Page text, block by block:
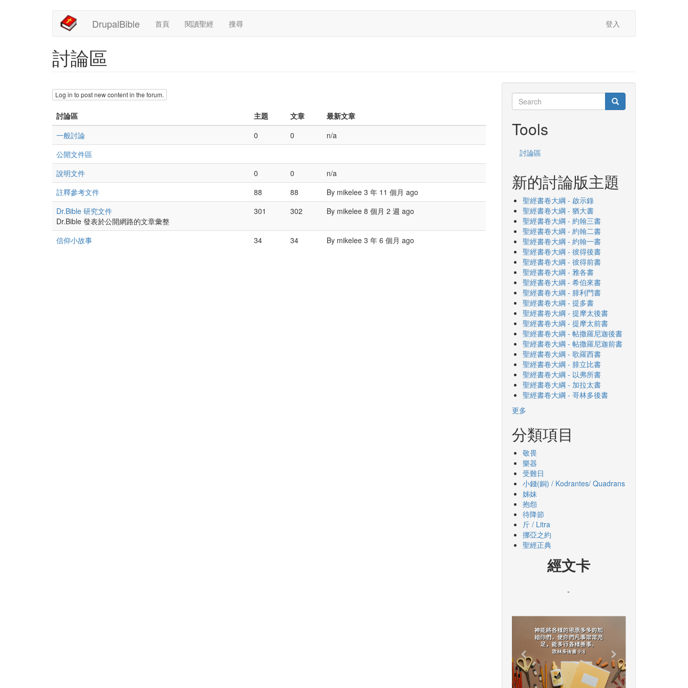
DrupalBible
Main
navigation
首頁 閱讀聖經 搜尋
User
account
menu
登入
討論區
Log in to post new content in the forum.
討論區 主題 文章
最新文章
沒
有
新
文
章
一般討論 0 0
n/a
沒
有
新
文
章
公開文件區
沒
有
新
文
章
說明文件 0 0
n/a
沒
有
新
文
章
註釋參考文件 88 88 By mikelee 3 年 11 個月 ago
沒
有
新
文
Dr.Bible 研究文件
Dr.Bible 發表於公開網路的文章彙整
301 302 By mikelee 8 個月 2 週 ago
沒
信仰小故事 34 34 By mikelee 3 年 6 個月 ago
Search
Search Search
Tools
討論區
新的討論版主題
聖經書卷大綱 - 啟示錄
聖經書卷大綱 - 猶大書
聖經書卷大綱 - 約翰三書
聖經書卷大綱 - 約翰二書
聖經書卷大綱 - 約翰一書
聖經書卷大綱 - 彼得後書
聖經書卷大綱 - 彼得前書
聖經書卷大綱 - 雅各書
聖經書卷大綱 - 希伯來書
聖經書卷大綱 - 腓利門書
聖經書卷大綱 - 提多書
聖經書卷大綱 - 提摩太後書
聖經書卷大綱 - 提摩太前書
聖經書卷大綱 - 帖撒羅尼迦後書
聖經書卷大綱 - 帖撒羅尼迦前書
聖經書卷大綱 - 歌羅西書
聖經書卷大綱 - 腓立比書
聖經書卷大綱 - 以弗所書
聖經書卷大綱 - 加拉太書
聖經書卷大綱 - 哥林多後書
更多
分類項目
敬畏
樂器
受難日
小錢(銅) / Kodrantes/ Quadrans
姊妹
抱怨
待降節
斤 / Litra
挪亞之約
聖經正典
經文卡
-